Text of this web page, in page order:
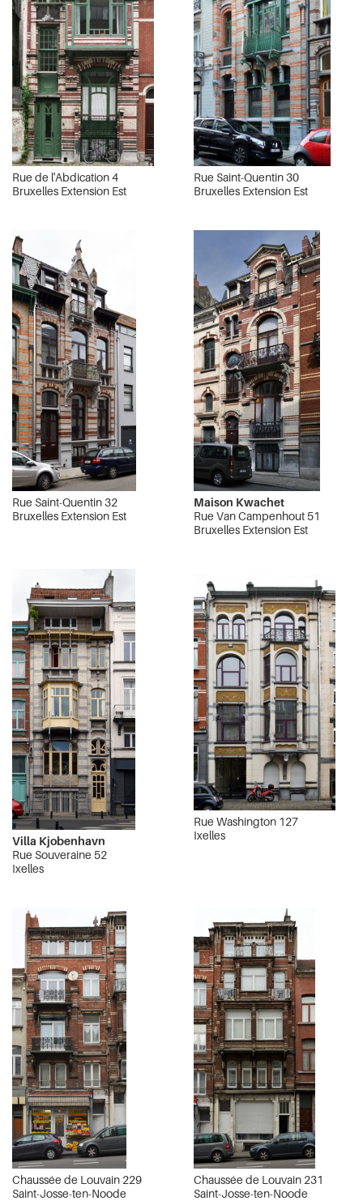
Rue de l'Abdication 4
Bruxelles Extension Est
Rue Saint-Quentin 30
Bruxelles Extension Est
Rue Saint-Quentin 32
Bruxelles Extension Est
Maison Kwachet
Rue Van Campenhout 51
Bruxelles Extension Est
Villa Kjobenhavn
Rue Souveraine 52
Ixelles
Rue Washington 127
Ixelles
Chaussée de Louvain 229
Saint-Josse-ten-Noode
Chaussée de Louvain 231
Saint-Josse-ten-Noode